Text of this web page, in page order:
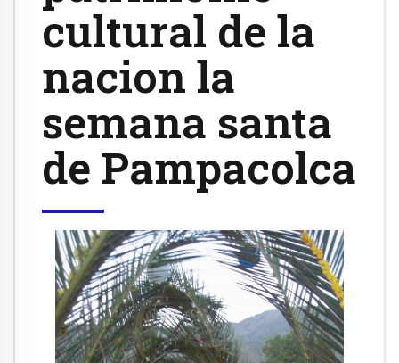
cultural de la
nacion la
semana santa
de Pampacolca